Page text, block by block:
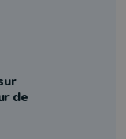
de